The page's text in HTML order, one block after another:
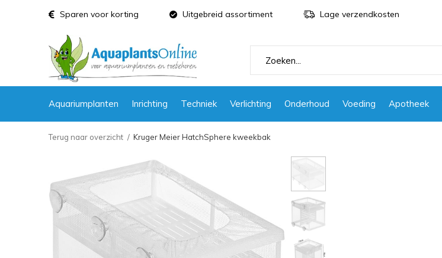
Aquariumplanten Inrichting Techniek Verlichting Onderhoud Voeding Apotheek
Sparen voor korting Uitgebreid assortiment Lage verzendkosten
Terug naar overzicht Kruger Meier HatchSphere kweekbak